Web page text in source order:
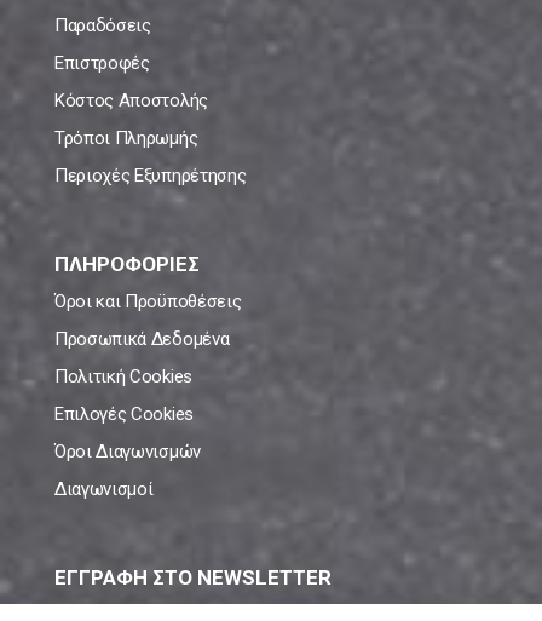
Παραδόσεις
Επιστροφές
Κόστος Αποστολής
Τρόποι Πληρωμής
Περιοχές Εξυπηρέτησης
ΠΛΗΡΟΦΟΡΙΕΣ
Όροι και Προϋποθέσεις
Προσωπικά Δεδομένα
Πολιτική Cookies
Επιλογές Cookies
Όροι Διαγωνισμών
Διαγωνισμοί
ΕΓΓΡΑΦΗ ΣΤΟ NEWSLETTER